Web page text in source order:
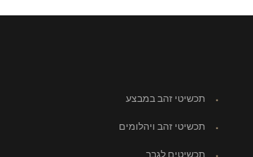
תכשיטי זהב במבצע
תכשיטי זהב ויהלומים